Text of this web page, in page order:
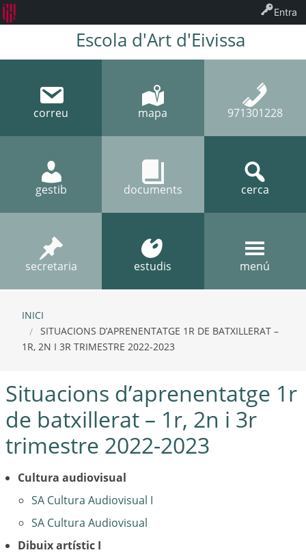
Escola d'Art d'Eivissa
correu mapa 971301228
gestib documents cerca
secretaria estudis menú
INICI
SITUACIONS D’APRENENTATGE 1R DE BATXILLERAT –
1R, 2N I 3R TRIMESTRE 2022-2023
Situacions d’aprenentatge 1r
de batxillerat – 1r, 2n i 3r
trimestre 2022-2023
Cultura audiovisual
SA Cultura Audiovisual I
SA Cultura Audiovisual
Dibuix artístic I
Entra